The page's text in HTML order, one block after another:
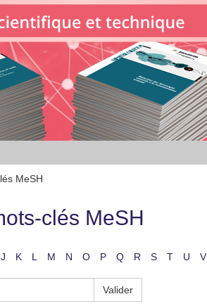
MeSH
clés MeSH
J K L M N O P Q R S T U V
Valider